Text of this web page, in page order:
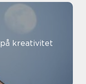
kreativitet